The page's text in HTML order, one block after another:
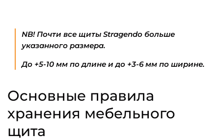
NB! Почти все щиты Stragendo больше
указанного размера.
До +5-10 мм по длине и до +3-6 мм по ширине.
Основные правила
хранения мебельного
щита